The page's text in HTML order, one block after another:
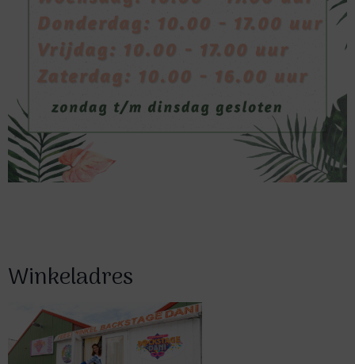
Winkeladres